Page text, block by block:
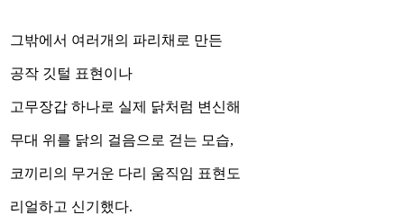
그밖에서 여러개의 파리채로 만든
공작 깃털 표현이나
고무장갑 하나로 실제 닭처럼 변신해
무대 위를 닭의 걸음으로 걷는 모습,
코끼리의 무거운 다리 움직임 표현도
리얼하고 신기했다.